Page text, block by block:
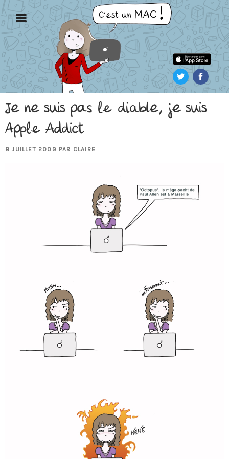
Aller
au
contenu
principal
Je ne suis pas le diable, je suis
Apple Addict
PUBLIÉ
8 JUILLET 2009 PAR CLAIRE